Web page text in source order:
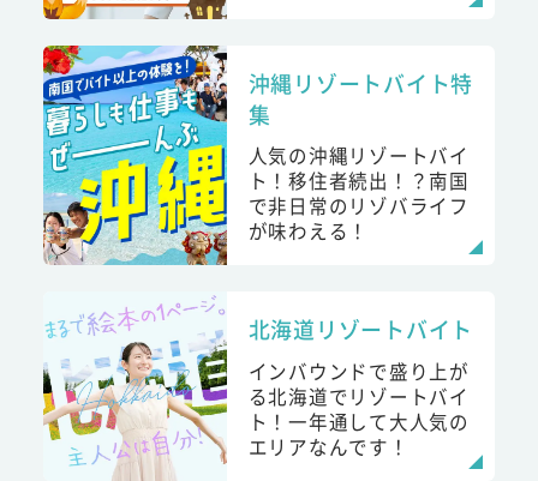
沖縄リゾートバイト特
集
人気の沖縄リゾートバイ
ト！移住者続出！？南国
で非日常のリゾバライフ
が味わえる！
北海道リゾートバイト
インバウンドで盛り上が
る北海道でリゾートバイ
ト！一年通して大人気の
エリアなんです！